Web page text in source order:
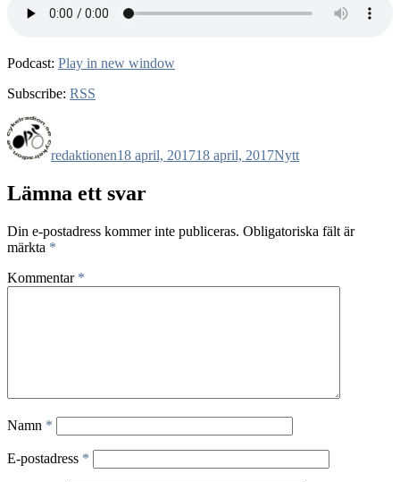
Podcast: Play in new window
Subscribe: RSS
redaktionen18 april, 201718 april, 2017Nytt
Lämna ett svar
Din e-postadress kommer inte publiceras. Obligatoriska fält är
märkta *
Kommentar *
Namn *
E-postadress *